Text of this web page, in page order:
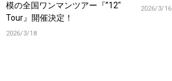
模の全国ワンマンツアー『”12″
Tour』開催決定！
2026/3/18
2026/3/16